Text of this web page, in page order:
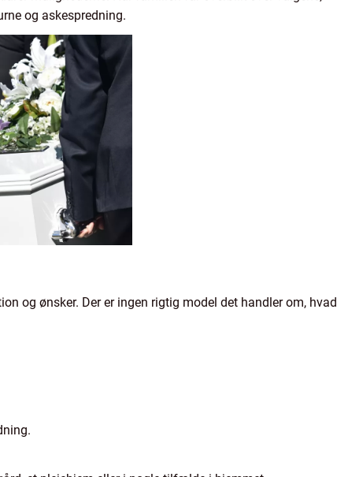
og askespredning.
og ønsker. Der er ingen rigtig model det handler om, hvad